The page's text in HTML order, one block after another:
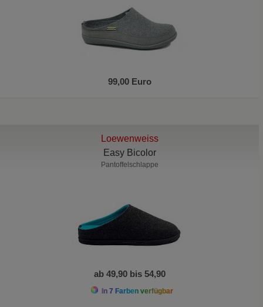
99,00 Euro
Loewenweiss
Easy Bicolor
Pantoffelschlappe
ab 49,90 bis 54,90
In 7 Farben verfügbar